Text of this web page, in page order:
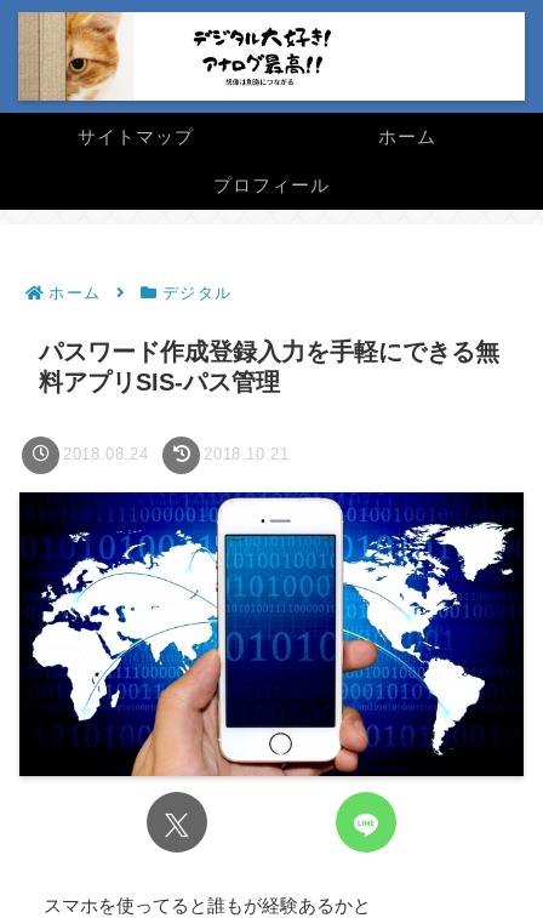
サイトマップ ホーム
プロフィール
ホーム デジタル
パスワード作成登録入力を手軽にできる無
料アプリSIS-パス管理
2018.08.24 2018.10.21
スマホを使ってると誰もが経験あるかと